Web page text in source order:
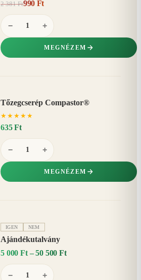
2 381 Ft990 Ft
− +
MEGNÉZEM
Tőzegcserép Compastor®
★ ★ ★ ★ ★
635 Ft
− +
MEGNÉZEM
IGEN NEM
Ajándékutalvány
5 000 Ft – 50 500 Ft
− +